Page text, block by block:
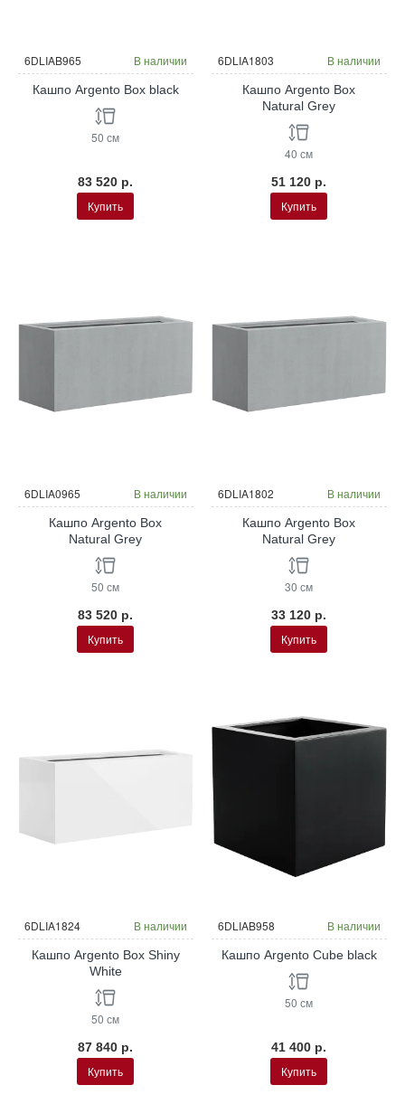
6DLIAB965 В наличии
Кашпо Argento Box black
50 см
83 520 р.
Купить
6DLIA1803 В наличии
Кашпо Argento Box
Natural Grey
40 см
51 120 р.
Купить
6DLIA0965 В наличии
Кашпо Argento Box
Natural Grey
50 см
83 520 р.
Купить
6DLIA1802 В наличии
Кашпо Argento Box
Natural Grey
30 см
33 120 р.
Купить
6DLIA1824 В наличии
Кашпо Argento Box Shiny
White
50 см
87 840 р.
Купить
6DLIAB958 В наличии
Кашпо Argento Cube black
50 см
41 400 р.
Купить